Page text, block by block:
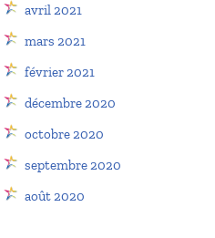
avril 2021
mars 2021
février 2021
décembre 2020
octobre 2020
septembre 2020
août 2020